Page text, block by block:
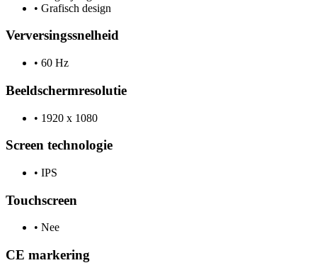
• Grafisch design
Verversingssnelheid
• 60 Hz
Beeldschermresolutie
• 1920 x 1080
Screen technologie
• IPS
Touchscreen
• Nee
CE markering